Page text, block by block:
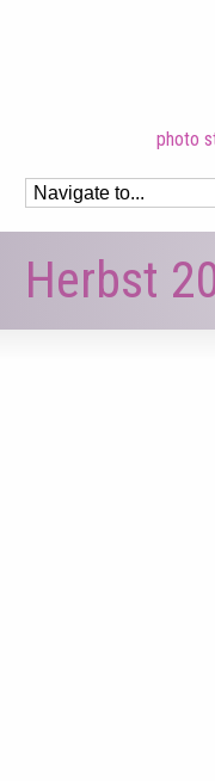
photo
Herbst